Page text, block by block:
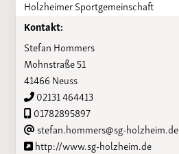
Holzheimer Sportgemeinschaft
Kontakt:
Stefan Hommers
Mohnstraße 51
41466 Neuss
02131 464413
01782895897
stefan.hommers@sg-holzheim.de
http://www.sg-holzheim.de